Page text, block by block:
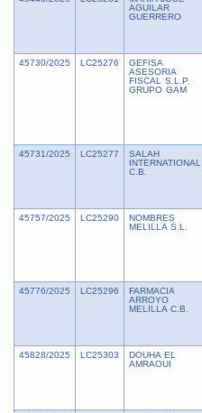
AGUILAR
GUERRERO
45730/2025 LC25276
GEFISA
ASESORIA
FISCAL S.L.P.
GRUPO GAM
45731/2025 LC25277
SALAH
INTERNATIONAL
C.B.
45757/2025 LC25290
NOMBRES
MELILLA S.L.
45776/2025 LC25296
FARMACIA
ARROYO
MELILLA C.B.
45828/2025 LC25303
DOUHA EL
AMRAOUI